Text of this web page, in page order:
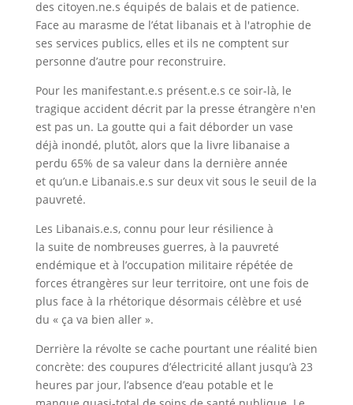
des citoyen.ne.s équipés de balais et de patience.
Face au marasme de l’état libanais et à l'atrophie de
ses services publics, elles et ils ne comptent sur
personne d’autre pour reconstruire.
Pour les manifestant.e.s présent.e.s ce soir-là, le
tragique accident décrit par la presse étrangère n'en
est pas un. La goutte qui a fait déborder un vase
déjà inondé, plutôt, alors que la livre libanaise a
perdu 65% de sa valeur dans la dernière année
et qu’un.e Libanais.e.s sur deux vit sous le seuil de la
pauvreté.
Les Libanais.e.s, connu pour leur résilience à
la suite de nombreuses guerres, à la pauvreté
endémique et à l’occupation militaire répétée de
forces étrangères sur leur territoire, ont une fois de
plus face à la rhétorique désormais célèbre et usé
du « ça va bien aller ».
Derrière la révolte se cache pourtant une réalité bien
concrète: des coupures d’électricité allant jusqu’à 23
heures par jour, l’absence d’eau potable et le